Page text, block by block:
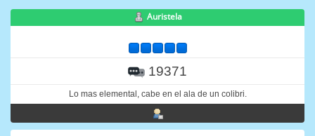
Auristela
19371
Lo mas elemental, cabe en el ala de un colibri.